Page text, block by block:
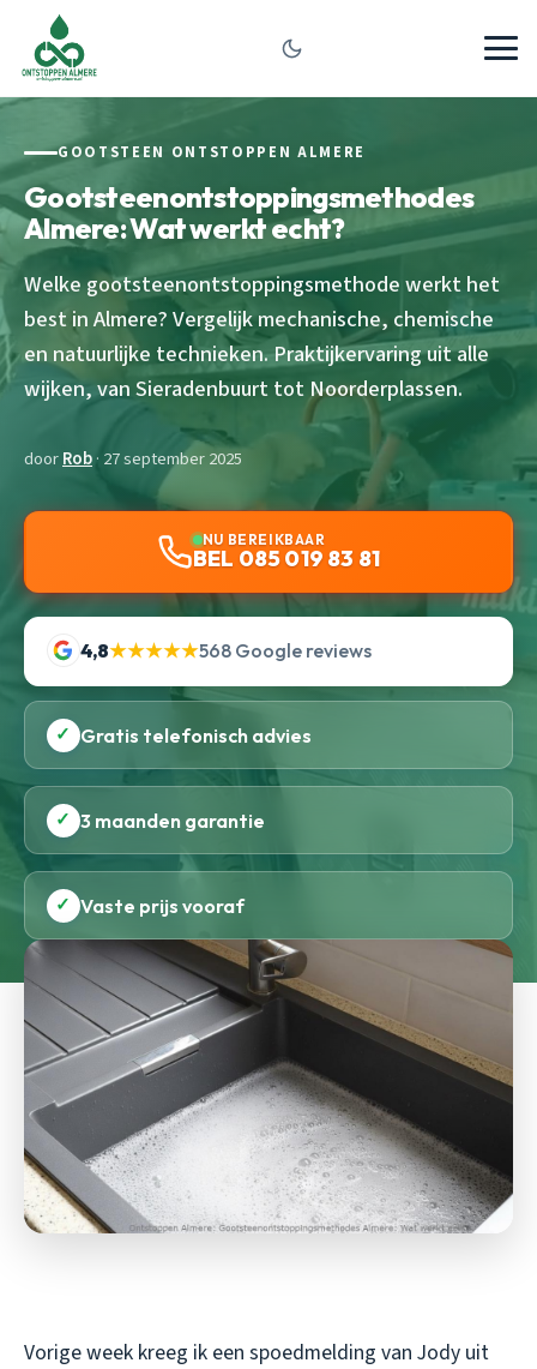
GOOTSTEEN ONTSTOPPEN ALMERE
Gootsteenontstoppingsmethodes
Almere: Wat werkt echt?
Welke gootsteenontstoppingsmethode werkt het
best in Almere? Vergelijk mechanische, chemische
en natuurlijke technieken. Praktijkervaring uit alle
wijken, van Sieradenbuurt tot Noorderplassen.
doorRob· 27 september 2025
NU BEREIKBAAR
BEL 085 019 83 81
4,8★★★★★568 Google reviews
✓ Gratis telefonisch advies
✓ 3 maanden garantie
✓ Vaste prijs vooraf
Vorige week kreeg ik een spoedmelding van Jody uit